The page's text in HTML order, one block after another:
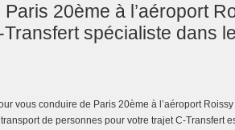
20ème à l’aéroport
spécialiste dans
vous conduire de Paris 20ème à l’aéroport
de personnes pour votre trajet C-Transfert